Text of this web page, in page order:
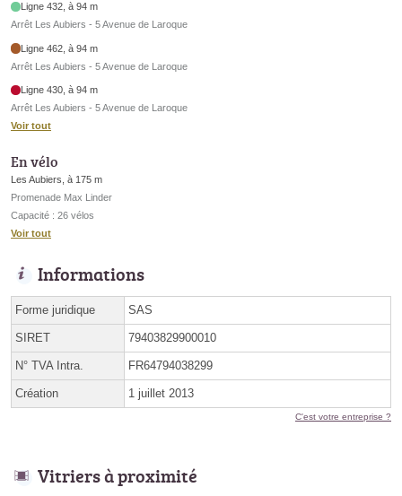
Ligne 432, à 94 m
Arrêt Les Aubiers - 5 Avenue de Laroque
Ligne 462, à 94 m
Arrêt Les Aubiers - 5 Avenue de Laroque
Ligne 430, à 94 m
Arrêt Les Aubiers - 5 Avenue de Laroque
Voir tout
En vélo
Les Aubiers, à 175 m
Promenade Max Linder
Capacité : 26 vélos
Voir tout
Informations
Forme juridique SAS
SIRET 79403829900010
N° TVA Intra. FR64794038299
Création 1 juillet 2013
C'est votre entreprise ?
Vitriers à proximité